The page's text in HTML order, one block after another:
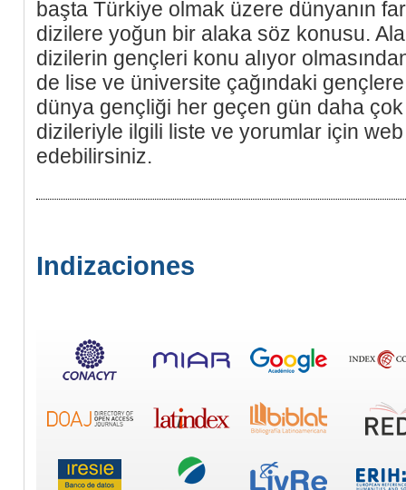
başta Türkiye olmak üzere dünyanın
dizilere yoğun bir alaka söz konusu.
dizilerin gençleri konu alıyor
de lise ve üniversite çağındaki
dünya gençliği her geçen gün daha çok
dizileriyle ilgili liste ve yorumlar için
edebilirsiniz.
Indizaciones